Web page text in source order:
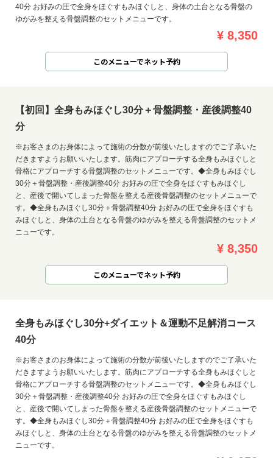
40分 お好みの圧で全身をほぐすもみほぐしと、身体の土台となる骨盤の
ゆがみを整える骨盤調整のセットメニューです。
¥ 8,350
このメニューでネット予約
【初回】全身もみほぐし30分＋骨盤調整・産後調整40
分
※お客さまのお身体によって施術の分数が前後いたしますのでご了承いた
だきますようお願いいたします。筋肉にアプローチする全身もみほぐしと
骨格にアプローチする骨盤調整のセットメニューです。◆全身もみほぐし
30分＋骨盤調整・産後調整40分 お好みの圧で全身をほぐすもみほぐし
と、産後で開いてしまった骨盤を整える産後骨盤調整のセットメニューで
す。◆全身もみほぐし30分＋骨盤調整40分 お好みの圧で全身をほぐすも
みほぐしと、身体の土台となる骨盤のゆがみを整える骨盤調整のセットメ
ニューです。
¥ 8,350
このメニューでネット予約
全身もみほぐし30分+ダイエット＆運動不足解消コース
40分
※お客さまのお身体によって施術の分数が前後いたしますのでご了承いた
だきますようお願いいたします。筋肉にアプローチする全身もみほぐしと
骨格にアプローチする骨盤調整のセットメニューです。◆全身もみほぐし
30分＋骨盤調整・産後調整40分 お好みの圧で全身をほぐすもみほぐし
と、産後で開いてしまった骨盤を整える産後骨盤調整のセットメニューで
す。◆全身もみほぐし30分＋骨盤調整40分 お好みの圧で全身をほぐすも
みほぐしと、身体の土台となる骨盤のゆがみを整える骨盤調整のセットメ
ニューです。